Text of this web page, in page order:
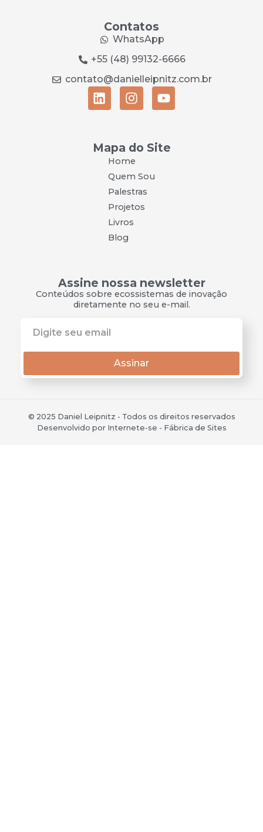
Contatos
WhatsApp
+55 (48) 99132-6666
contato@danielleipnitz.com.br
Mapa do Site
Home
Quem Sou
Palestras
Projetos
Livros
Blog
Assine nossa newsletter
Conteúdos sobre ecossistemas de inovação
diretamente no seu e-mail.
Assinar
© 2025 Daniel Leipnitz - Todos os direitos reservados
Desenvolvido por Internete-se - Fábrica de Sites